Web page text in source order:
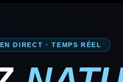
DIRECT · TEMPS RÉEL